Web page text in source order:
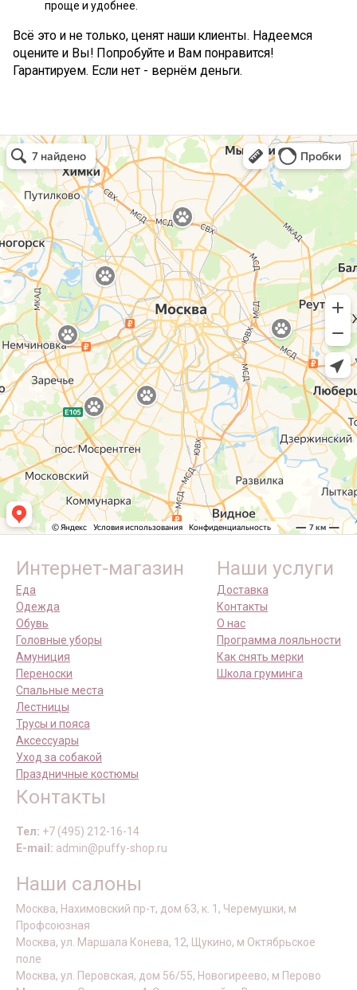
проще и удобнее.
Всё это и не только, ценят наши клиенты. Надеемся
оцените и Вы! Попробуйте и Вам понравится!
Гарантируем. Если нет - вернём деньги.
Интернет-магазин
Еда
Одежда
Обувь
Головные уборы
Амуниция
Переноски
Спальные места
Лестницы
Трусы и пояса
Аксессуары
Уход за собакой
Праздничные костюмы
Наши услуги
Доставка
Контакты
О нас
Программа лояльности
Как снять мерки
Школа груминга
Контакты
Тел: +7 (495) 212-16-14
E-mail: admin@puffy-shop.ru
Наши салоны
Москва, Нахимовский пр-т, дом 63, к. 1, Черемушки, м
Профсоюзная
Москва, ул. Маршала Конева, 12, Щукино, м Октябрьское
поле
Москва, ул. Перовская, дом 56/55, Новогиреево, м Перово